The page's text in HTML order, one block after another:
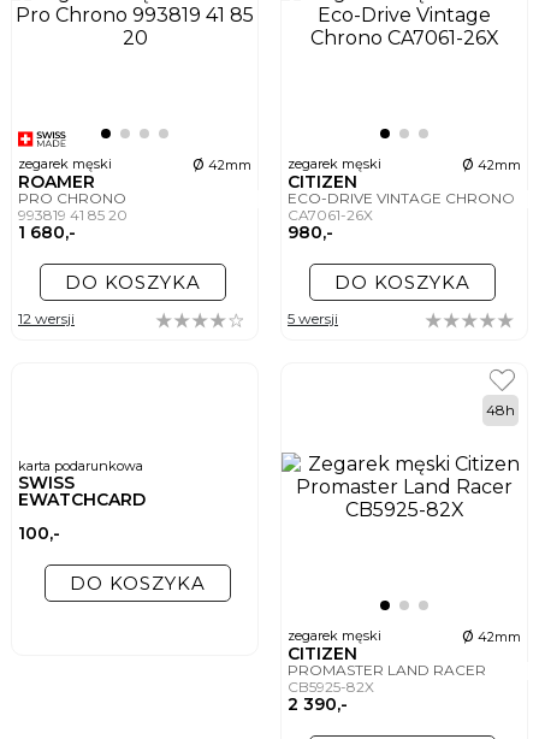
zegarek męski ø 42mm
ROAMER
PRO CHRONO
993819 41 85 20
1 680,-
DO KOSZYKA
12 wersji
zegarek męski ø 42mm
CITIZEN
ECO-DRIVE VINTAGE CHRONO
CA7061-26X
980,-
DO KOSZYKA
5 wersji
karta podarunkowa
SWISS
EWATCHCARD
100,-
DO KOSZYKA
zegarek męski ø 42mm
CITIZEN
PROMASTER LAND RACER
CB5925-82X
2 390,-
48h